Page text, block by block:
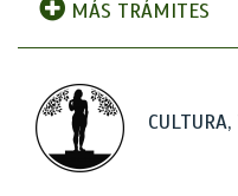
MÁS TRÁMITES